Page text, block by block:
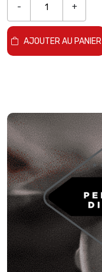
- +
AJOUTER AU PANIER